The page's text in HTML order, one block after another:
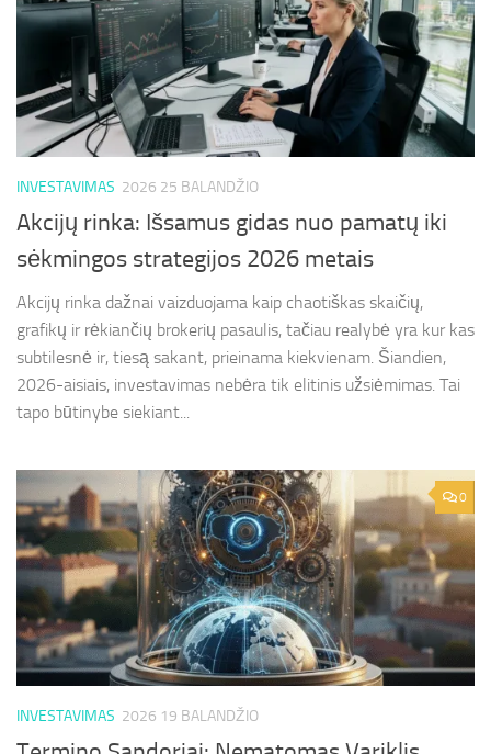
INVESTAVIMAS 2026 25 BALANDŽIO
Akcijų rinka: Išsamus gidas nuo pamatų iki
sėkmingos strategijos 2026 metais
Akcijų rinka dažnai vaizduojama kaip chaotiškas skaičių,
grafikų ir rėkiančių brokerių pasaulis, tačiau realybė yra kur kas
subtilesnė ir, tiesą sakant, prieinama kiekvienam. Šiandien,
2026-aisiais, investavimas nebėra tik elitinis užsiėmimas. Tai
tapo būtinybe siekiant...
0
INVESTAVIMAS 2026 19 BALANDŽIO